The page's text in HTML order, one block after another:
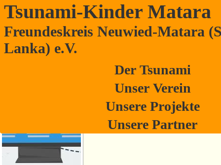
Tsunami-Kinder Matara
Freundeskreis Neuwied-Matara
Lanka) e.V.
Der Tsunami
Unser Verein
Unsere Projekte
Unsere Partner
Images tagged "meeting"